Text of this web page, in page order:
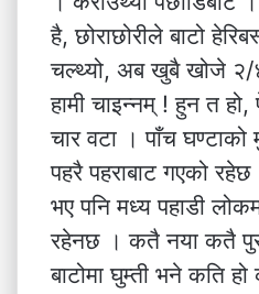
है, छोराछोरीले बाटो
चल्थ्यो, अब खुबै खोजे २/४
हामी चाइन्नम् ! हुन त हो,
चार वटा । पाँच
पहरै पहराबाट गएको रहेछ
भए पनि मध्य पहाडी
रहेनछ । कतै नया कतै
बाटोमा घुम्ती भने कति हो